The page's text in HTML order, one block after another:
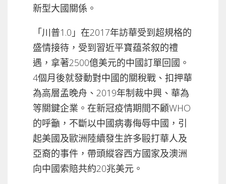
新型大國關係。
「川普1.0」在2017年訪華受到超規格的
盛情接待，受到習近平寶蕴茶叙的禮
遇，拿著2500億美元的中國訂單回國。
4個月後就發動對中國的關稅戰、扣押華
為高層孟晚舟、2019年制裁中興、華為
等關鍵企業。在新冠疫情期間不顧WHO
的呼籲，不斷以中國病毒侮辱中國，引
起美國及歐洲陸續發生許多毆打華人及
亞裔的事件，帶頭縱容西方國家及澳洲
向中國索賠共約20兆美元。